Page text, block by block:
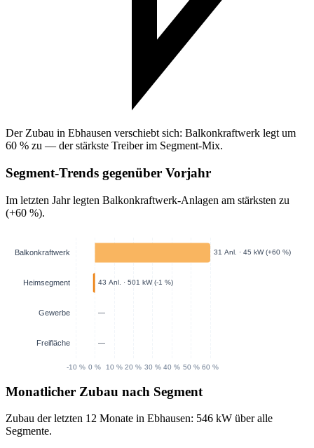
Der Zubau in Ebhausen verschiebt sich: Balkonkraftwerk legt um
60 % zu — der stärkste Treiber im Segment-Mix.
Segment-Trends gegenüber Vorjahr
Im letzten Jahr legten Balkonkraftwerk-Anlagen am stärksten zu
(+60 %).
Monatlicher Zubau nach Segment
Zubau der letzten 12 Monate in Ebhausen: 546 kW über alle
Segmente.